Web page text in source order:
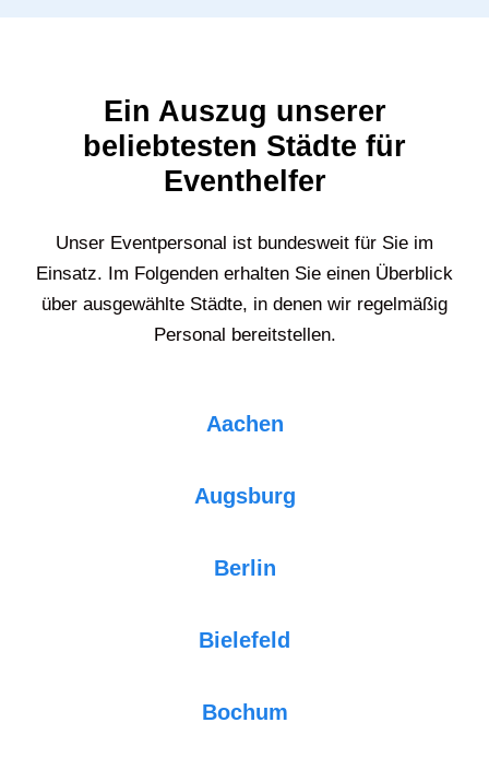
Ein Auszug unserer
beliebtesten Städte für
Eventhelfer
Unser Eventpersonal ist bundesweit für Sie im
Einsatz. Im Folgenden erhalten Sie einen Überblick
über ausgewählte Städte, in denen wir regelmäßig
Personal bereitstellen.
Aachen
Augsburg
Berlin
Bielefeld
Bochum